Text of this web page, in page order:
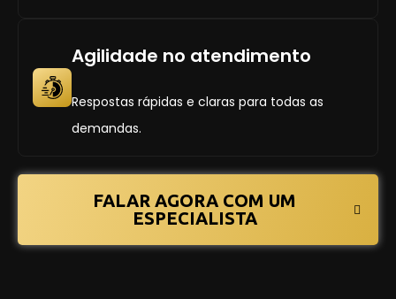
Agilidade no atendimento
Respostas rápidas e claras para todas as
demandas.
FALAR AGORA COM UM
ESPECIALISTA